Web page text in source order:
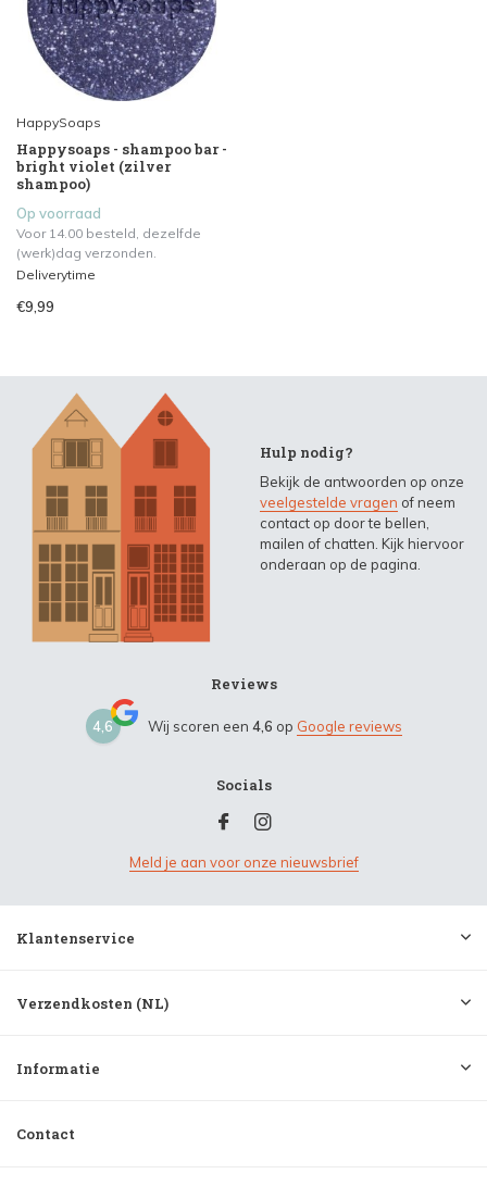
HappySoaps
Happysoaps - shampoo bar -
bright violet (zilver
shampoo)
Op voorraad
Voor 14.00 besteld, dezelfde
(werk)dag verzonden.
Deliverytime
€9,99
Hulp nodig?
Bekijk de antwoorden op onze
veelgestelde vragen of neem
contact op door te bellen,
mailen of chatten. Kijk hiervoor
onderaan op de pagina.
Reviews
4,6 Wij scoren een 4,6 op Google reviews
Socials
Meld je aan voor onze nieuwsbrief
Klantenservice
Verzendkosten (NL)
Informatie
Contact